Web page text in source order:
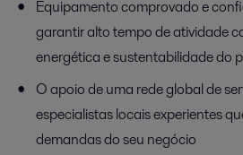
Equipamento comprovado e
garantir alto tempo de atividade
energética e sustentabilidade do
O apoio de uma rede global de
especialistas locais experientes
demandas do seu negócio